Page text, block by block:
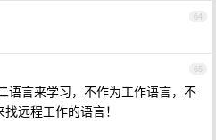
64
65
语言来学习，不作为工作语言，不
远程工作的语言！